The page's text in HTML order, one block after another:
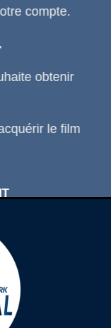
compte.
obtenir
le film